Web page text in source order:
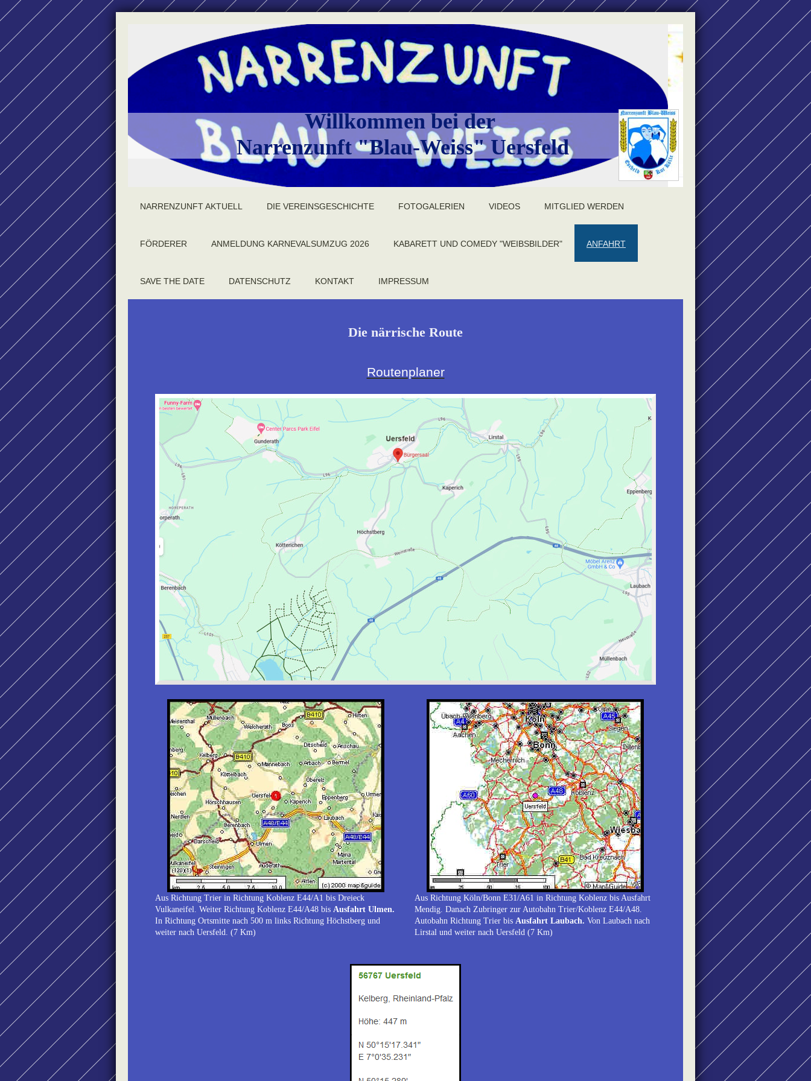
Willkommen bei der
Narrenzunft "Blau-Weiss" Uersfeld
NARRENZUNFT AKTUELL DIE VEREINSGESCHICHTE FOTOGALERIEN VIDEOS MITGLIED WERDEN
FÖRDERER ANMELDUNG KARNEVALSUMZUG 2026 KABARETT UND COMEDY "WEIBSBILDER" ANFAHRT
SAVE THE DATE DATENSCHUTZ KONTAKT IMPRESSUM
Die närrische Route
Routenplaner
Aus Richtung Trier in Richtung Koblenz E44/A1 bis Dreieck
Vulkaneifel. Weiter Richtung Koblenz E44/A48 bis Ausfahrt Ulmen.
In Richtung Ortsmitte nach 500 m links Richtung Höchstberg und
weiter nach Uersfeld. (7 Km)
Aus Richtung Köln/Bonn E31/A61 in Richtung Koblenz bis Ausfahrt
Mendig. Danach Zubringer zur Autobahn Trier/Koblenz E44/A48.
Autobahn Richtung Trier bis Ausfahrt Laubach. Von Laubach nach
Lirstal und weiter nach Uersfeld (7 Km)